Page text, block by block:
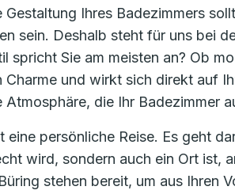
Ihres Badezimmers
sein. Deshalb steht für uns bei
spricht Sie am meisten an? Ob
Charme und wirkt sich direkt auf
die Ihr Badezimmer
eine persönliche Reise. Es geht
wird, sondern auch ein Ort ist,
stehen bereit, um aus Ihren